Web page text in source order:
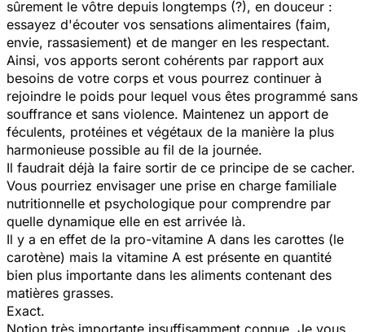
sûrement le vôtre depuis longtemps (?), en douceur :
essayez d'écouter vos sensations alimentaires (faim,
envie, rassasiement) et de manger en les respectant.
Ainsi, vos apports seront cohérents par rapport aux
besoins de votre corps et vous pourrez continuer à
rejoindre le poids pour lequel vous êtes programmé sans
souffrance et sans violence. Maintenez un apport de
féculents, protéines et végétaux de la manière la plus
harmonieuse possible au fil de la journée.
Il faudrait déjà la faire sortir de ce principe de se cacher.
Vous pourriez envisager une prise en charge familiale
nutritionnelle et psychologique pour comprendre par
quelle dynamique elle en est arrivée là.
Il y a en effet de la pro-vitamine A dans les carottes (le
carotène) mais la vitamine A est présente en quantité
bien plus importante dans les aliments contenant des
matières grasses.
Exact.
Notion très importante insuffisamment connue. Je vous